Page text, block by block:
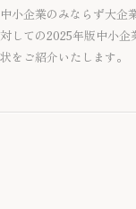
小企業のみならず大企
しての2025年版中小
をご紹介いたします。